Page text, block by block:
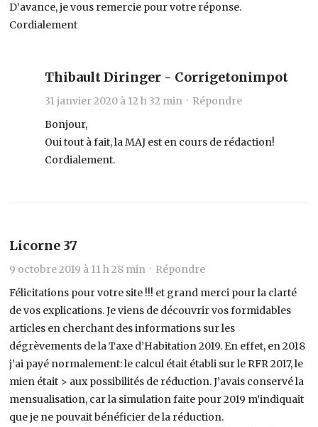
D’avance, je vous remercie pour votre réponse.
Cordialement
Thibault Diringer - Corrigetonimpot
31 janvier 2020 à 12 h 32 min · Répondre
Bonjour,
Oui tout à fait, la MAJ est en cours de rédaction!
Cordialement.
Licorne 37
9 octobre 2019 à 11 h 28 min · Répondre
Félicitations pour votre site !!! et grand merci pour la clarté
de vos explications. Je viens de découvrir vos formidables
articles en cherchant des informations sur les
dégrèvements de la Taxe d’Habitation 2019. En effet, en 2018
j’ai payé normalement: le calcul était établi sur le RFR 2017, le
mien était > aux possibilités de réduction. J’avais conservé la
mensualisation, car la simulation faite pour 2019 m’indiquait
que je ne pouvait bénéficier de la réduction.